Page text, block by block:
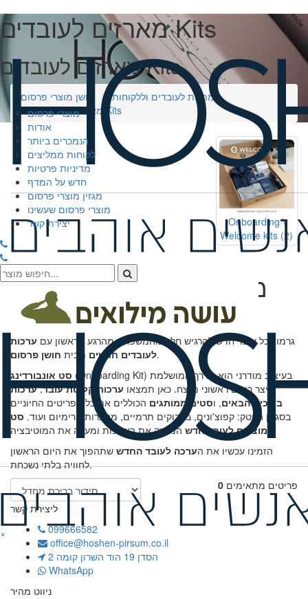
מוצרי פרסום
אודות
הנמכרים ביותר
לקוחות ממליצים
מדיניות פרטיות
חדש על המדף
מגזין מוצרי פרסום
מוצרי פרסום שעשינו
יצירת קשר
×
מארזים לעובדים Kits
מארזים לעובדים Kits
חושן מוצרי פרסום
מתנות לעובדים וללקוחות
מארזים לעובדים Kits
Onboarding \
Welcome kits (2)
מארזי אונבורדינג: ברוכים
הבאים לצוות!
גרמו לכל עובד חדש להרגיש חלק מהמשפחה מהרגע הראשון עם ערכות
לעובדים חדשים מבית חושן פרסום
.
סט אונבורדינג (Onboarding Kit) בעיצוב מודרני הוא הדרך המושלמת
לייצר רושם ראשוני מנצח. כאן תמצאו ערכות קליטת עובד, ערכות
ברוכים הבאים, וסטים ממותגים הכוללים את כל הפריטים החיוניים
בסגנון הייטק: קפוצ'ונים, בקבוקים תרמיים, מחברות פרימיום ועוד. סט
מוצרים לעובד חדש
הזמינו עכשיו את הערכה לעובד החדש שתהפוך את היום הראשון
לחוויה בלתי נשכחת.
0 פריטים מתאימים
ליצירת קשר
099666582
office@hoshen-pirsum.co.il
הסדן 19 הוד השרון קומה 2
WhatsApp
ניווט מהיר